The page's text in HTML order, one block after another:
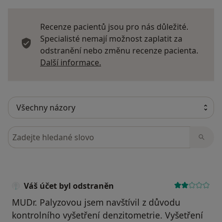
Recenze pacientů jsou pro nás důležité.
Specialisté nemají možnost zaplatit za
odstranění nebo změnu recenze pacienta.
Další informace.
Hledejte v názorech
Váš účet byl odstraněn
MUDr. Palyzovou jsem navštívil z důvodu
kontrolního vyšetření denzitometrie. Vyšetření